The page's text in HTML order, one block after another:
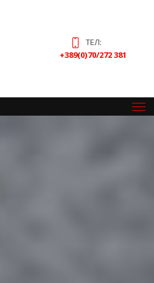
ТЕЛ:
+389(0)70/272 381